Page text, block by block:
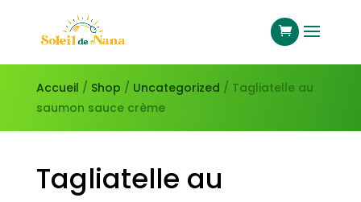
Accueil / Shop / Uncategorized / Tagliatelle au
saumon sauce crème
Tagliatelle au